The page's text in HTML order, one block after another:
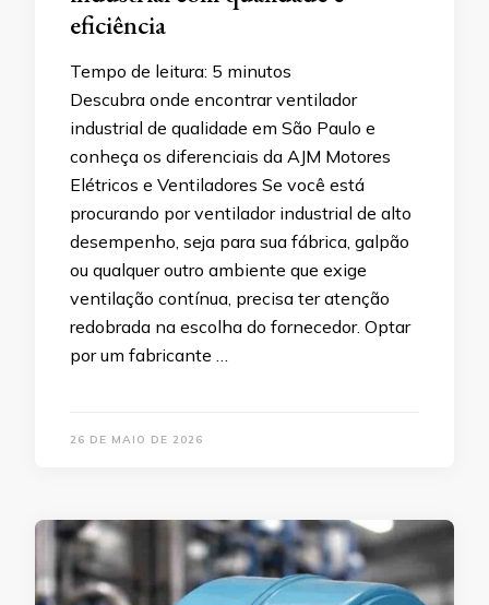
eficiência
Tempo de leitura: 5 minutos
Descubra onde encontrar ventilador
industrial de qualidade em São Paulo e
conheça os diferenciais da AJM Motores
Elétricos e Ventiladores Se você está
procurando por ventilador industrial de alto
desempenho, seja para sua fábrica, galpão
ou qualquer outro ambiente que exige
ventilação contínua, precisa ter atenção
redobrada na escolha do fornecedor. Optar
por um fabricante …
26 DE MAIO DE 2026